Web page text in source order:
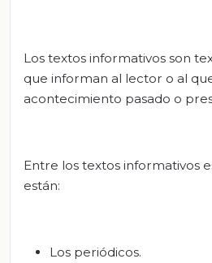
Los textos informativos son
que informan al lector o al
acontecimiento pasado o
Entre los textos informativos
están:
Los periódicos.